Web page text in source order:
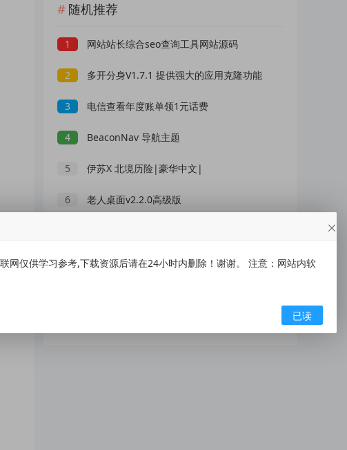
随机推荐
1 网站站长综合seo查询工具网站源码
2 多开分身V1.7.1 提供强大的应用克隆功能
3 电信查看年度账单领1元话费
4 BeaconNav 导航主题
5 伊苏X 北境历险|豪华中文|
6 老人桌面v2.2.0高级版
8 无限轮回（内置作弊菜单）
网仅供学习参考,下载资源后请在24小时内删除！谢谢。 注意：网站内软
已读